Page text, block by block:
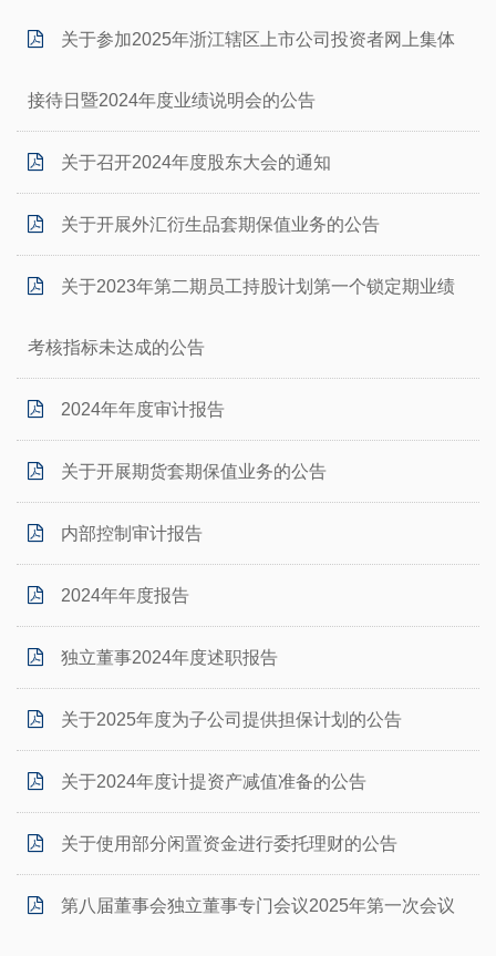
关于参加2025年浙江辖区上市公司投资者网上集体
接待日暨2024年度业绩说明会的公告
关于召开2024年度股东大会的通知
关于开展外汇衍生品套期保值业务的公告
关于2023年第二期员工持股计划第一个锁定期业绩
考核指标未达成的公告
2024年年度审计报告
关于开展期货套期保值业务的公告
内部控制审计报告
2024年年度报告
独立董事2024年度述职报告
关于2025年度为子公司提供担保计划的公告
关于2024年度计提资产减值准备的公告
关于使用部分闲置资金进行委托理财的公告
第八届董事会独立董事专门会议2025年第一次会议